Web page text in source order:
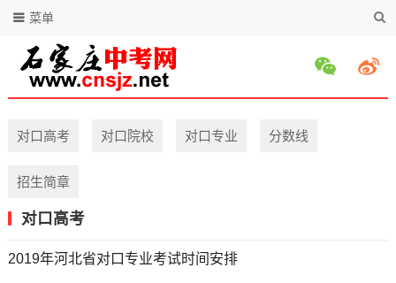
菜单
对口高考 对口院校 对口专业 分数线
招生简章
对口高考
2019年河北省对口专业考试时间安排